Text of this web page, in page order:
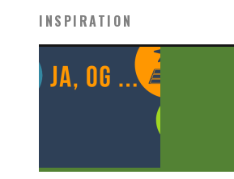
INSPIRATION